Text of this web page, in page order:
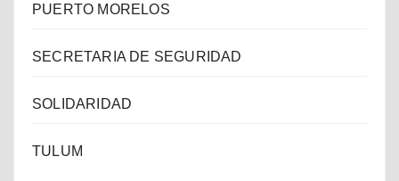
PUERTO MORELOS
SECRETARIA DE SEGURIDAD
SOLIDARIDAD
TULUM